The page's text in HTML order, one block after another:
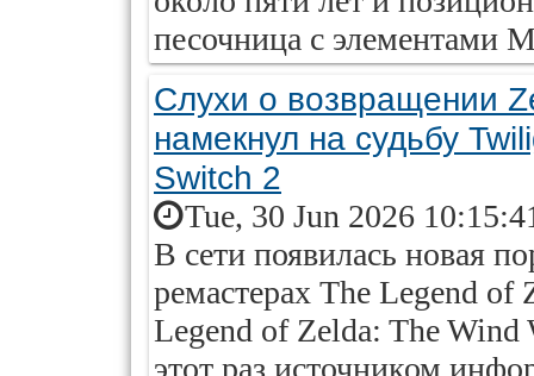
песочница с элементами
Слухи о возвращении
намекнул на судьбу
Switch 2
Tue, 30 Jun 2026
В сети появилась новая
ремастерах The Legend
Legend of Zelda: The
этот раз источником